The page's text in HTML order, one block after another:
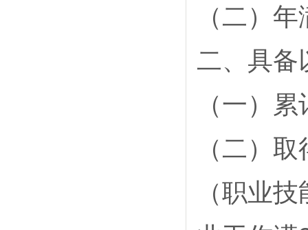
（二）
二、具备
（一）
（二）
（职业